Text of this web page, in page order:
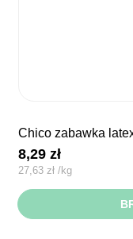
chico zabawka
8,29zł
27,63zł /kg